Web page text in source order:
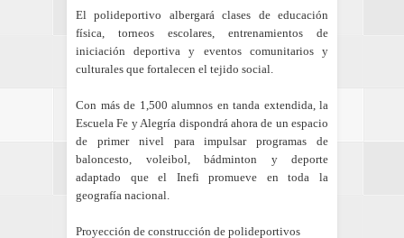
El polideportivo albergará clases de educación
física, torneos escolares, entrenamientos de
iniciación deportiva y eventos comunitarios y
culturales que fortalecen el tejido social.
Con más de 1,500 alumnos en tanda extendida, la
Escuela Fe y Alegría dispondrá ahora de un espacio
de primer nivel para impulsar programas de
baloncesto, voleibol, bádminton y deporte
adaptado que el Inefi promueve en toda la
geografía nacional.
Proyección de construcción de polideportivos